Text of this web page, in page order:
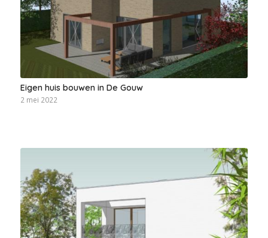
Eigen huis bouwen in De Gouw
2 mei 2022